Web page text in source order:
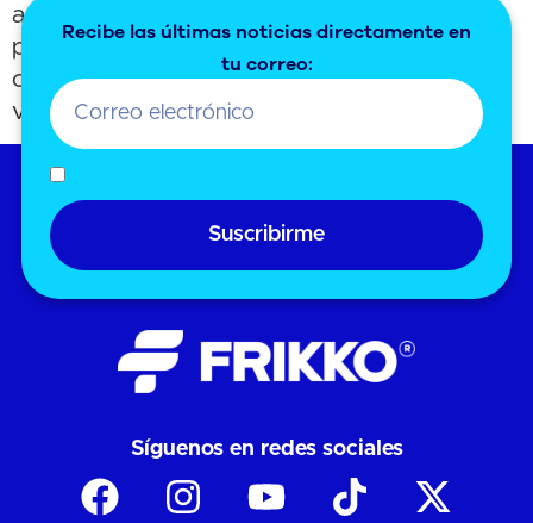
acondicionado, realizar un mantenimiento
preventivo y mejorar el aislamiento térmico
con los consejos de Frikko. ¡Disfruta de un
verano cómodo y sin preocupaciones!
Recibe las últimas noticias directamente en
tu correo:
Suscribirme
Síguenos en redes sociales